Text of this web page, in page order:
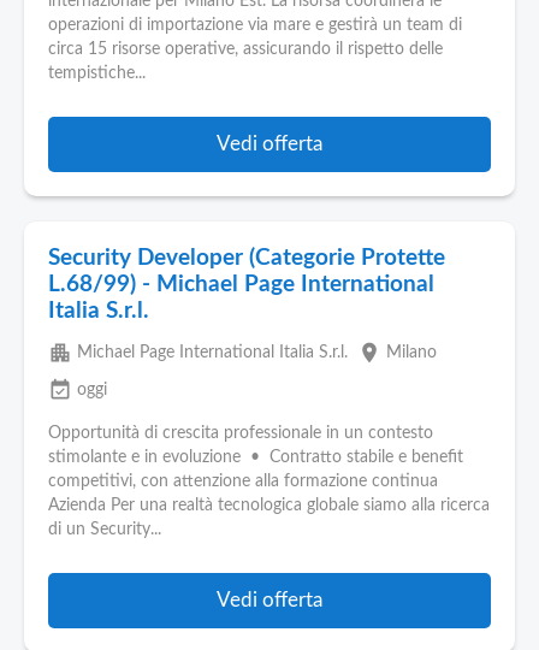
operazioni di importazione via mare e gestirà un team di
circa 15 risorse operative, assicurando il rispetto delle
tempistiche...
Vedi offerta
Security Developer (Categorie Protette
L.68/99) - Michael Page International
Italia S.r.l.
apartment Michael Page International Italia S.r.l. place Milano
event_available oggi
Opportunità di crescita professionale in un contesto
stimolante e in evoluzione • Contratto stabile e benefit
competitivi, con attenzione alla formazione continua
Azienda Per una realtà tecnologica globale siamo alla ricerca
di un Security...
Vedi offerta